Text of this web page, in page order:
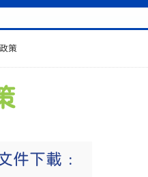
策
件下載﹕